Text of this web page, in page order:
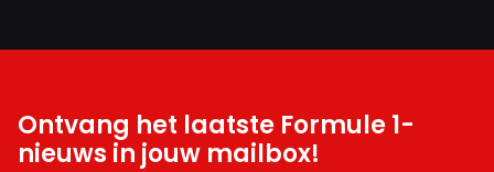
Ontvang het laatste Formule 1-
nieuws in jouw mailbox!